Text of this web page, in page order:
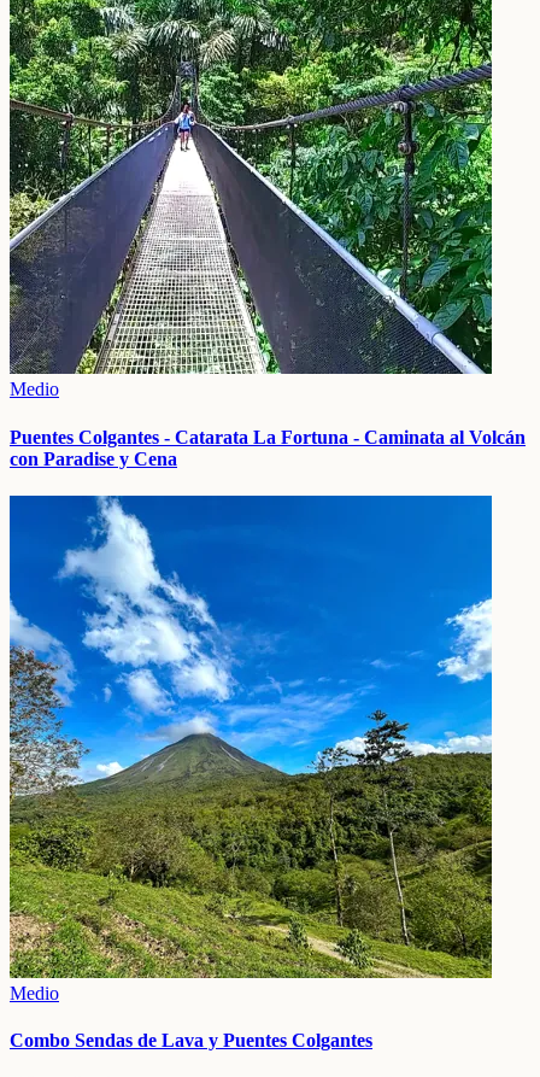
Medio
Puentes Colgantes - Catarata La Fortuna - Caminata al Volcán
con Paradise y Cena
Medio
Combo Sendas de Lava y Puentes Colgantes